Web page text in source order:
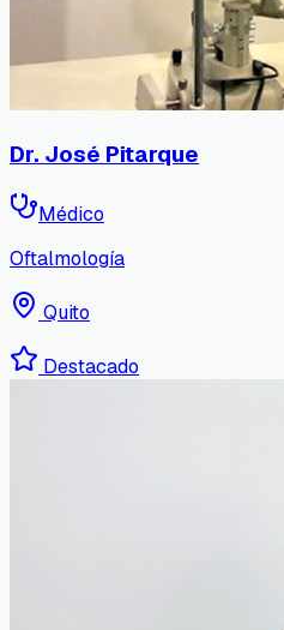
Dr. José Pitarque
Médico
Oftalmología
Quito
Destacado